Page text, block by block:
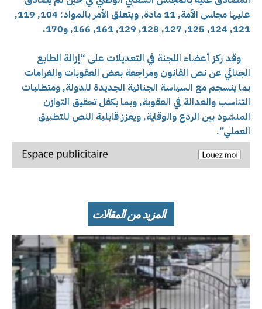
عليها مجلس الأمة, 11 مادة, ويتعلق الأمر بالمواد: 104, 119,
121, 124, 125, 127, 128, 129, 161, 166, و170.
وقد ركز أعضاء اللجنة في التعديلات على “إزالة الطابع
الجنائي عن نص القانون ومراجعة بعض العقوبات والغرامات
بما ينسجم مع السياسة الجنائية الجديدة للدولة, ومتطلبات
التناسب والعدالة في العقوبة, وبما يكفل تحقيق التوازن
المنشود بين الردع والوقاية, ويعزز قابلية النص للتطبيق
العملي”.
المزيد من المقالات